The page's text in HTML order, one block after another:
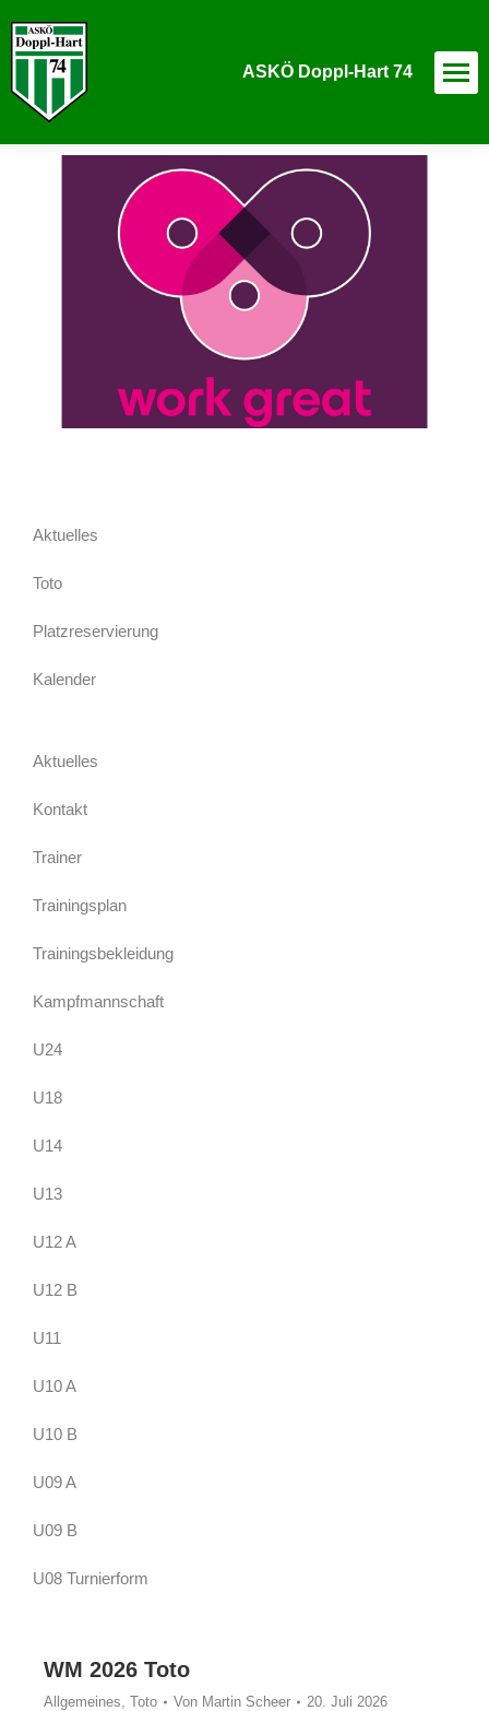
ASKÖ Doppl-Hart 74
WM 2026 Toto
Allgemeines, Toto Von Martin Scheer 20. Juli 2026
Aktuelles
Toto
Platzreservierung
Kalender
Aktuelles
Kontakt
Trainer
Trainingsplan
Trainingsbekleidung
Kampfmannschaft
U24
U18
U14
U13
U12 A
U12 B
U11
U10 A
U10 B
U09 A
U09 B
U08 Turnierform